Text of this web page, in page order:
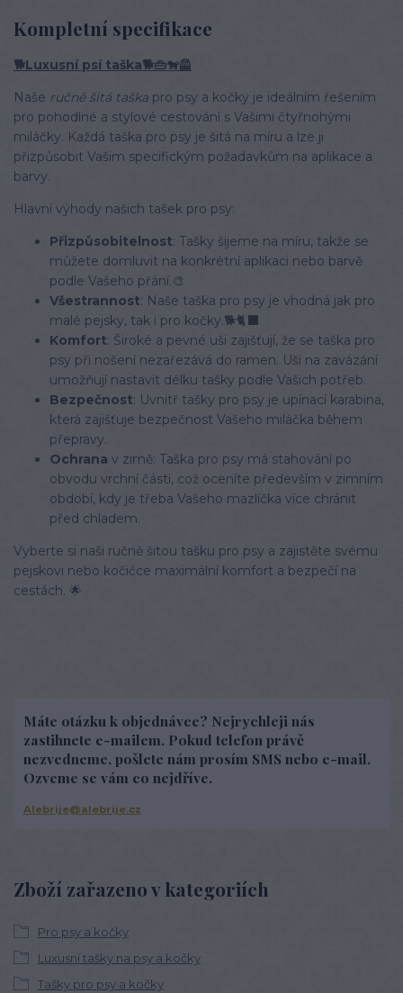
Kompletní specifikace
🐕Luxusní psí taška🐕👜🐕‍🦺
Naše ručně šitá taška pro psy a kočky je ideálním řešením
pro pohodlné a stylové cestování s Vašimi čtyřnohými
miláčky. Každá taška pro psy je šitá na míru a lze ji
přizpůsobit Vašim specifickým požadavkům na aplikace a
barvy.
Hlavní výhody našich tašek pro psy:
Přizpůsobitelnost: Tašky šijeme na míru, takže se
můžete domluvit na konkrétní aplikaci nebo barvě
podle Vašeho přání.🎨
Všestrannost: Naše taška pro psy je vhodná jak pro
malé pejsky, tak i pro kočky.🐕🐈‍⬛
Komfort: Široké a pevné uši zajišťují, že se taška pro
psy při nošení nezařezává do ramen. Uši na zavázání
umožňují nastavit délku tašky podle Vašich potřeb.
Bezpečnost: Uvnitř tašky pro psy je upínací karabina,
která zajišťuje bezpečnost Vašeho miláčka během
přepravy.
Ochrana v zimě: Taška pro psy má stahování po
obvodu vrchní části, což oceníte především v zimním
období, kdy je třeba Vašeho mazlíčka více chránit
před chladem.
Vyberte si naši ručně šitou tašku pro psy a zajistěte svému
pejskovi nebo kočičce maximální komfort a bezpečí na
cestách. 🌟
Zboží zařazeno v kategoriích
Pro psy a kočky
Luxusní tašky na psy a kočky
Tašky pro psy a kočky
Máte otázku k objednávce? Nejrychleji nás
zastihnete e-mailem. Pokud telefon právě
nezvedneme, pošlete nám prosím SMS nebo e-mail.
Ozveme se vám co nejdříve.
Alebrije@alebrije.cz